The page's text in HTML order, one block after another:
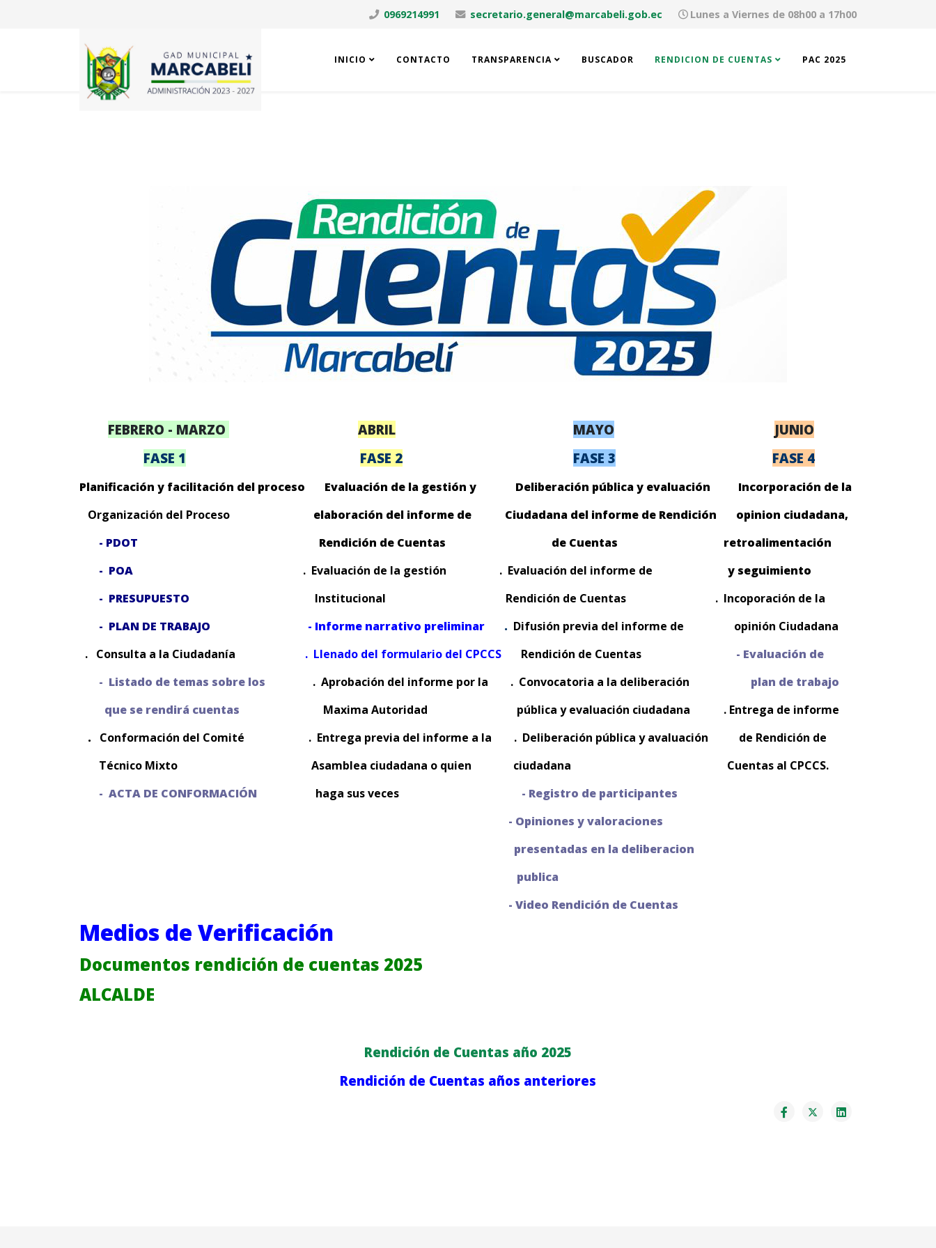
0969214991 secretario.general@marcabeli.gob.ec Lunes a Viernes de 08h00 a 17h00
INICIO CONTACTO TRANSPARENCIA BUSCADOR RENDICION DE CUENTAS PAC 2025
FEBRERO - MARZO ABRIL MAYO
JUNIO
FASE 1
FASE 2 FASE 3 FASE 4
Planificación y facilitación del proceso Evaluación de la gestión y Deliberación pública y evaluación Incorporación de la
Organización del Proceso
elaboración del informe de Ciudadana del informe de Rendición opinion ciudadana,
- PDOT Rendición de Cuentas de Cuentas retroalimentación
- POA . Evaluación de la gestión . Evaluación del informe de y seguimiento
- PRESUPUESTO
Institucional
Rendición de Cuentas . Incoporación de la
- PLAN DE TRABAJO - Informe narrativo preliminar . Difusión previa del informe de opinión Ciudadana
. Consulta a la Ciudadanía
. Llenado del formulario del CPCCS Rendición de Cuentas - Evaluación de
- Listado de temas sobre los
. Aprobación del informe por la . Convocatoria a la deliberación plan de trabajo
que se rendirá cuentas
Maxima Autoridad pública y evaluación ciudadana . Entrega de informe
.
Conformación del Comité . Entrega previa del informe a la . Deliberación pública y avaluación de Rendición de
Técnico Mixto
Asamblea ciudadana o quien ciudadana Cuentas al CPCCS.
- ACTA DE CONFORMACIÓN
haga sus veces
- Registro de participantes
- Opiniones y valoraciones
presentadas en la deliberacion
publica
- Video Rendición de Cuentas
Medios de Verificación
Documentos rendición de cuentas 2025
ALCALDE
Rendición de Cuentas año 2025
Rendición de Cuentas años anteriores